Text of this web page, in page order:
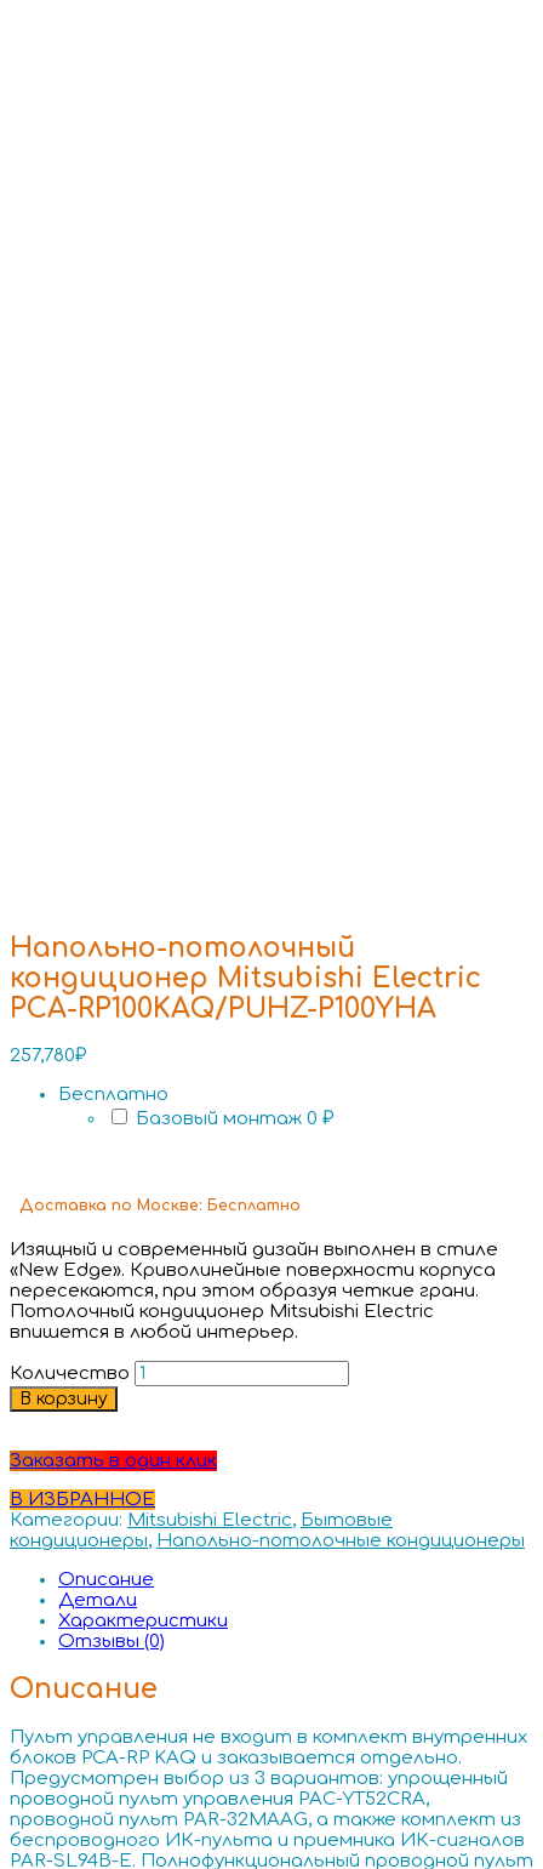
Напольно-потолочный
кондиционер Mitsubishi Electric
PCA-RP100KAQ/PUHZ-P100YHA
257,780₽
Бесплатно
Базовый монтаж 0 ₽
Доставка по Москве: Бесплатно
Изящный и современный дизайн выполнен в стиле
«New Edge». Криволинейные поверхности корпуса
пересекаются, при этом образуя четкие грани.
Потолочный кондиционер Mitsubishi Electric
впишется в любой интерьер.
Количество
В корзину
Заказать в один клик
В ИЗБРАННОЕ
Категории: Mitsubishi Electric, Бытовые
кондиционеры, Напольно-потолочные кондиционеры
Описание
Детали
Характеристики
Отзывы (0)
Описание
Пульт управления не входит в комплект внутренних
блоков PCA-RP KAQ и заказывается отдельно.
Предусмотрен выбор из 3 вариантов: упрощенный
проводной пульт управления PAC-YT52CRA,
проводной пульт PAR-32MAAG, а также комплект из
беспроводного ИК-пульта и приемника ИК-сигналов
PAR-SL94B-E. Полнофункциональный проводной пульт